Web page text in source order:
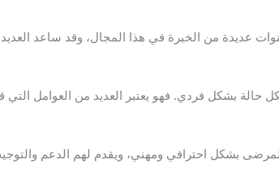
عديدة من الخبرة في هذا المجال، وقد ساعد
حالة بشكل فردي. فهو يعتبر العديد من العوامل التي
بشكل احترافي ومهني، ويقدم لهم الدعم والتوجيه